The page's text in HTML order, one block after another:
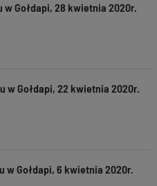
Gołdapi, 28 kwietnia 2020r.
w Gołdapi, 22 kwietnia 2020r.
w Gołdapi, 6 kwietnia 2020r.